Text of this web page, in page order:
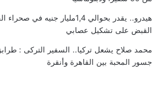
هيدرو.. يقدر بحوالي 1,4مليار
القبض على تشكيل عصابي
محمد صلاح يشعل تركيا.. السفير التركى :
جسور المحبة بين القاهرة وأنقرة